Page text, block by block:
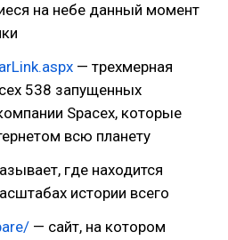
на небе данный момент
— трехмерная
538 запущенных
Spacex, которые
всю планету
где находится
истории всего
— сайт, на котором